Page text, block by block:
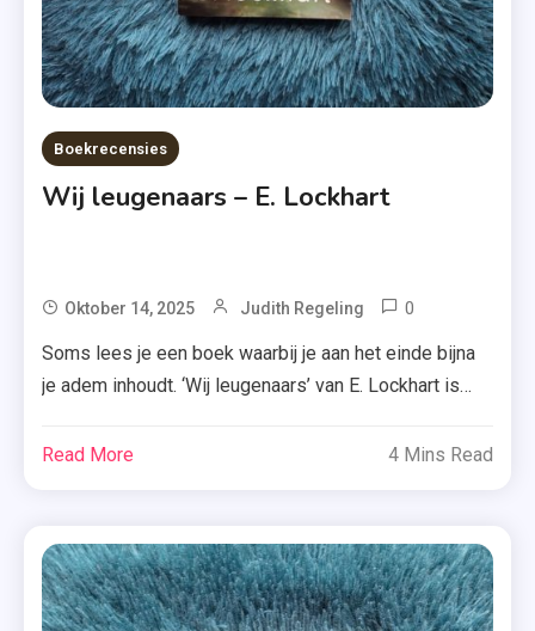
Uitgeverij
De
Fontein
Boekrecensies
Wij leugenaars – E. Lockhart
Oktober 14, 2025 Judith Regeling 0
Lockhart
Exemplaar
De
Fontein
,
Soms lees je een boek waarbij je aan het einde bijna
je adem inhoudt. ‘Wij leugenaars’ van E. Lockhart is
voorbereiden op een wending, maar dit plot zag zelfs
Read More 4 Mins Read